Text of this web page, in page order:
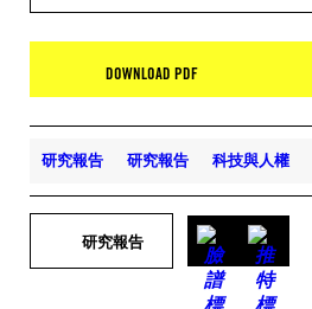
DOWNLOAD PDF
研究報告 研究報告 科技與人權
研究報告